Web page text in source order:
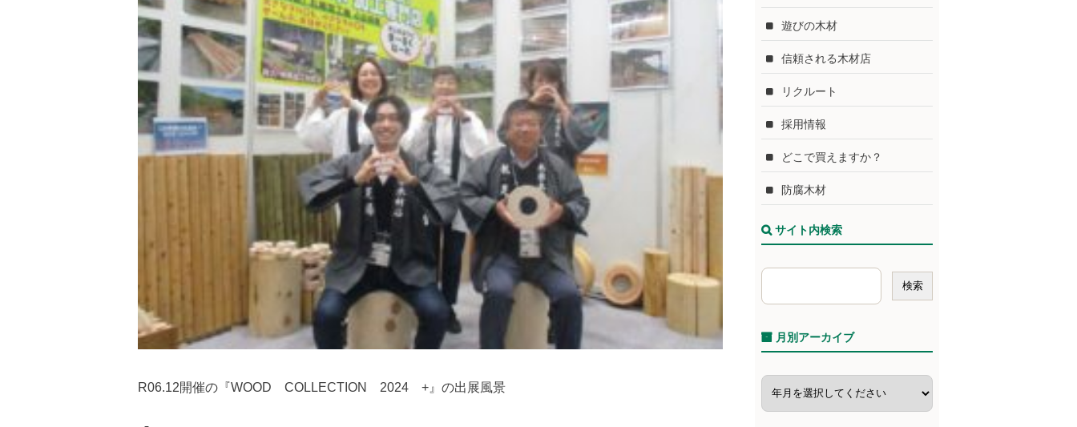
R06.12開催の『WOOD COLLECTION 2024 +』の出展風景
遊びの木材
信頼される木材店
リクルート
採用情報
どこで買えますか？
防腐木材
サイト内検索
月別アーカイブ